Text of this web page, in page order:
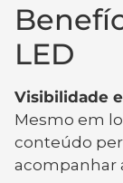
LED
Visibilidade
Mesmo em
conteúdo
acompanhar